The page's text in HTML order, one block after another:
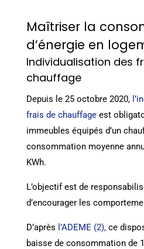
Maîtriser la
d’énergie en
Individualisation des
chauffage
Depuis le 25 octobre 2020,
frais de chauffageest
immeubles équipés d’un
consommation moyenne
KWh.
L’objectif est de
d’encourager les
D’après l’ADEME (2),ce
baisse de consommation de